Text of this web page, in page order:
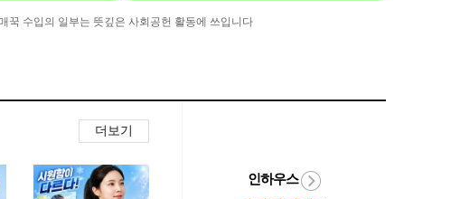
꾹 수입의 일부는 뜻깊은 사회공헌 활동에 쓰입니다
더보기
인하우스